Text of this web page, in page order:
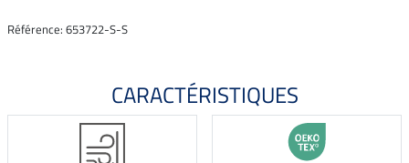
Référence: 653722-S-S
CARACTÉRISTIQUES